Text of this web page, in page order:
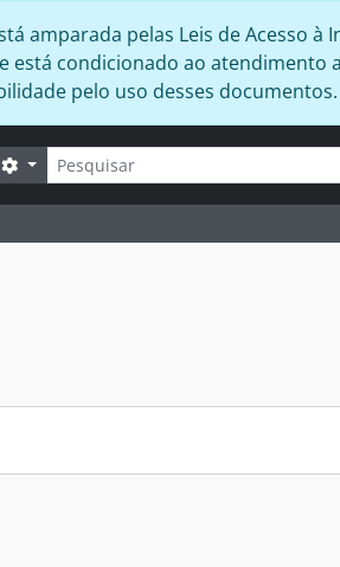
pelas Leis de Acesso à
está condicionado ao atendimento
pelo uso desses documentos.
Opções de busca